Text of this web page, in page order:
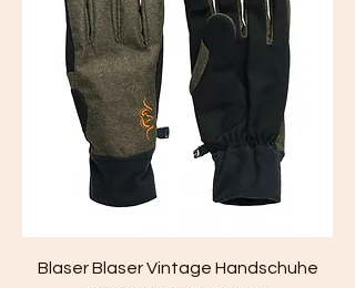
Blaser Blaser Vintage Handschuhe